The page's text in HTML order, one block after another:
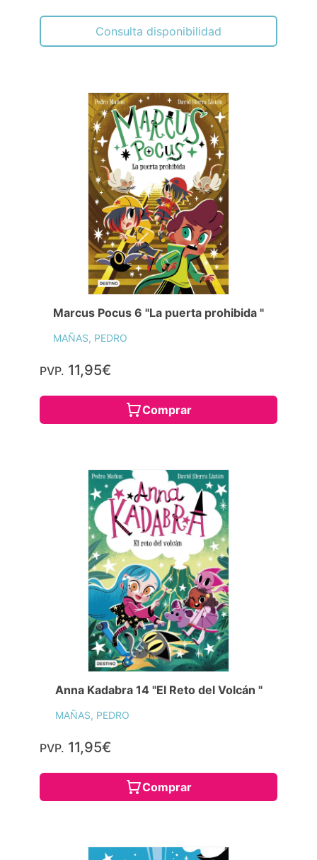
Consulta disponibilidad
Marcus Pocus 6 "La puerta prohibida "
MAÑAS, PEDRO
PVP. 11,95€
Comprar
Anna Kadabra 14 "El Reto del Volcán "
MAÑAS, PEDRO
PVP. 11,95€
Comprar